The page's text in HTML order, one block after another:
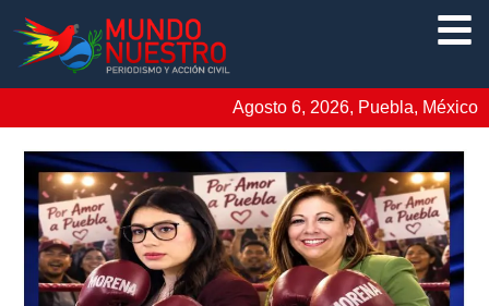
Agosto 6, 2026, Puebla, México